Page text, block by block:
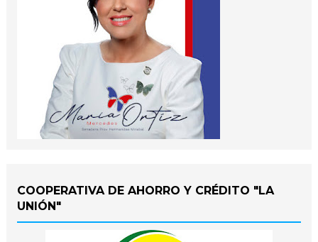
COOPERATIVA DE AHORRO Y CRÉDITO "LA
UNIÓN"